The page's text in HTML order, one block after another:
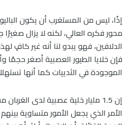
إذًا، ليس من المستغرب أن يكون
محور فكره العالي، لكنه لا يزال صغيرًا
الدلافين، فهو يبدو لنا أنه غير كافٍ
فإن خلايا الطيور العصبية أصغر حجمًا
الموجودة في الثدييات كما أنها
إن 1.5 مليار خلية عصبية لدى
الأمر الذي يجعل الأمور متساوية